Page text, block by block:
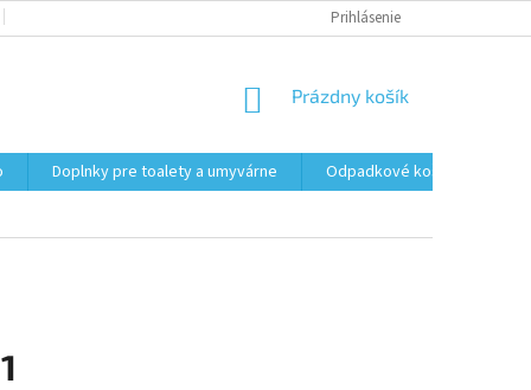
FORMULÁR NA
Prihlásenie
NÁKUPNÝ
Prázdny košík
Doplnky pre toalety a umyvárne Odpadkové koše